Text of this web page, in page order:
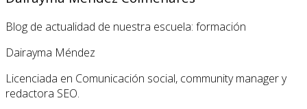
Blog de actualidad de nuestra escuela: formación
Dairayma Méndez
Licenciada en Comunicación social, community manager y
redactora SEO.